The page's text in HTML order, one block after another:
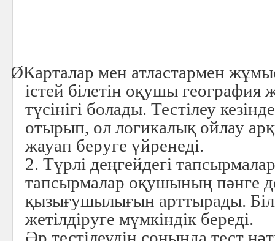
ØКарталар мен атластармен
істей білетін оқушы
түсінігі болады. Тестілеу
отырып, ол логикалық ойлау
жауап беруге үйренеді.
2. Түрлі деңгейдегі
тапсырмалар оқушының пәнге
қызығушылығын арттырады.
жетілдіруге мүмкіндік береді.